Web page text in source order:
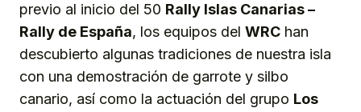
previo al inicio del 50 Rally Islas Canarias –
Rally de España, los equipos del WRC han
descubierto algunas tradiciones de nuestra isla
con una demostración de garrote y silbo
canario, así como la actuación del grupo Los